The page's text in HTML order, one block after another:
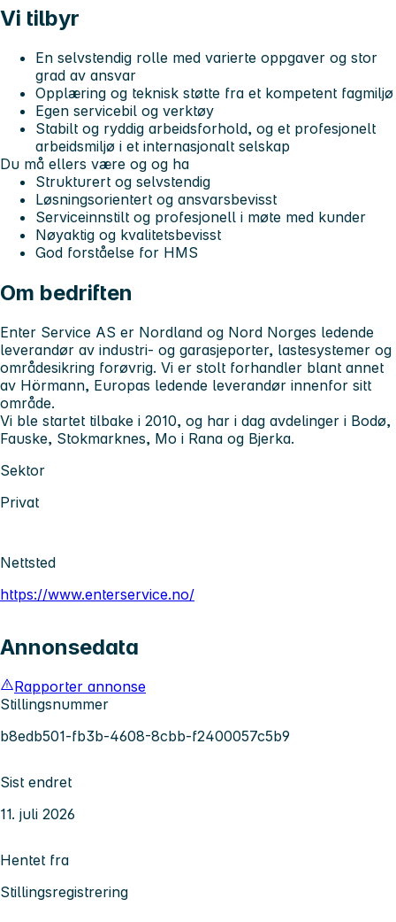
Vi tilbyr
En selvstendig rolle med varierte oppgaver og stor
grad av ansvar
Opplæring og teknisk støtte fra et kompetent fagmiljø
Egen servicebil og verktøy
Stabilt og ryddig arbeidsforhold, og et profesjonelt
arbeidsmiljø i et internasjonalt selskap
Du må ellers være og og ha
Strukturert og selvstendig
Løsningsorientert og ansvarsbevisst
Serviceinnstilt og profesjonell i møte med kunder
Nøyaktig og kvalitetsbevisst
God forståelse for HMS
Om bedriften
Enter Service AS er Nordland og Nord Norges ledende
leverandør av industri- og garasjeporter, lastesystemer og
områdesikring forøvrig. Vi er stolt forhandler blant annet
av Hörmann, Europas ledende leverandør innenfor sitt
område.
Vi ble startet tilbake i 2010, og har i dag avdelinger i Bodø,
Fauske, Stokmarknes, Mo i Rana og Bjerka.
Sektor
Privat
Nettsted
https://www.enterservice.no/
Annonsedata
Rapporter annonse
Stillingsnummer
b8edb501-fb3b-4608-8cbb-f2400057c5b9
Sist endret
11. juli 2026
Hentet fra
Stillingsregistrering